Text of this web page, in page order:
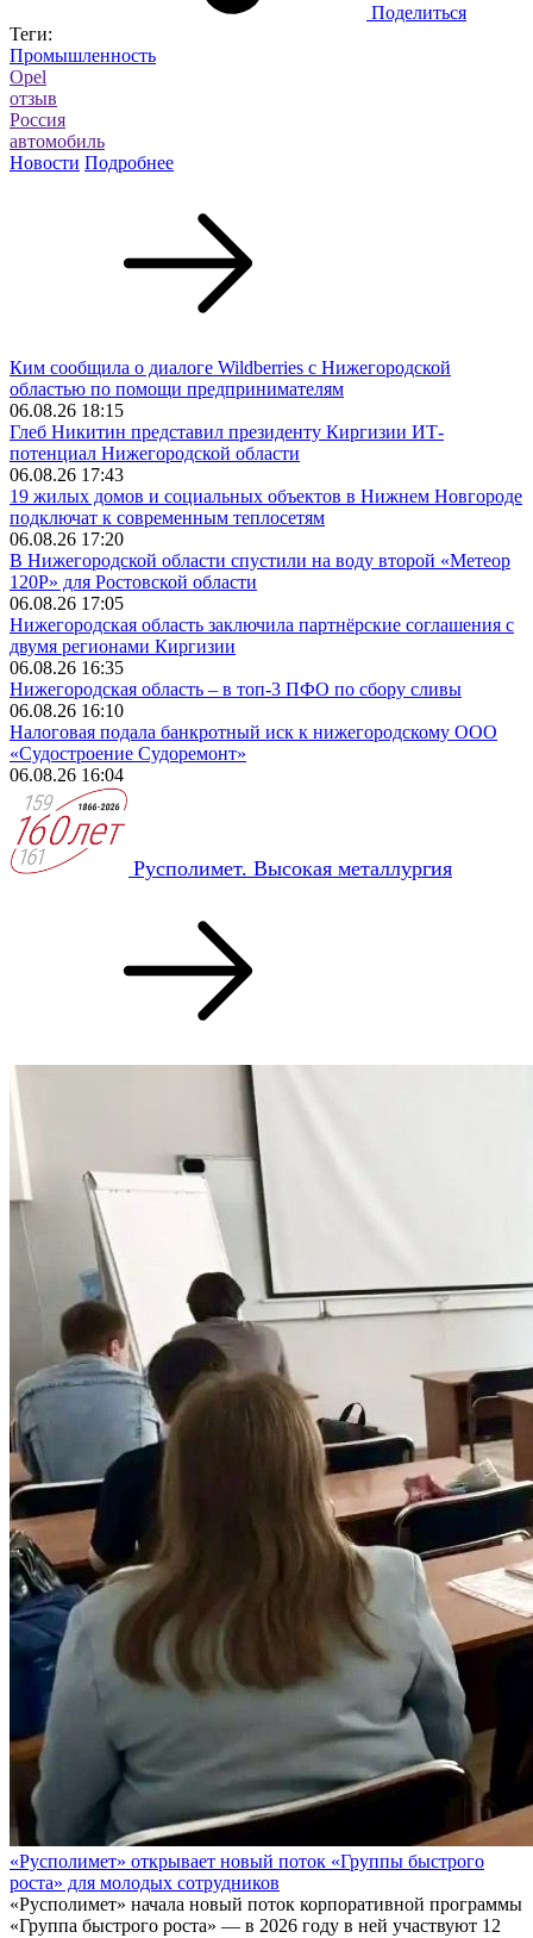
Поделиться
Теги:
Промышленность
Opel
отзыв
Россия
автомобиль
Новости Подробнее
Ким сообщила о диалоге Wildberries с Нижегородской
областью по помощи предпринимателям
06.08.26 18:15
Глеб Никитин представил президенту Киргизии ИТ-
потенциал Нижегородской области
06.08.26 17:43
19 жилых домов и социальных объектов в Нижнем Новгороде
подключат к современным теплосетям
06.08.26 17:20
В Нижегородской области спустили на воду второй «Метеор
120Р» для Ростовской области
06.08.26 17:05
Нижегородская область заключила партнёрские соглашения с
двумя регионами Киргизии
06.08.26 16:35
Нижегородская область – в топ-3 ПФО по сбору сливы
06.08.26 16:10
Налоговая подала банкротный иск к нижегородскому ООО
«Судостроение Судоремонт»
06.08.26 16:04
Русполимет. Высокая металлургия
«Русполимет» открывает новый поток «Группы быстрого
роста» для молодых сотрудников
«Русполимет» начала новый поток корпоративной программы
«Группа быстрого роста» — в 2026 году в ней участвуют 12